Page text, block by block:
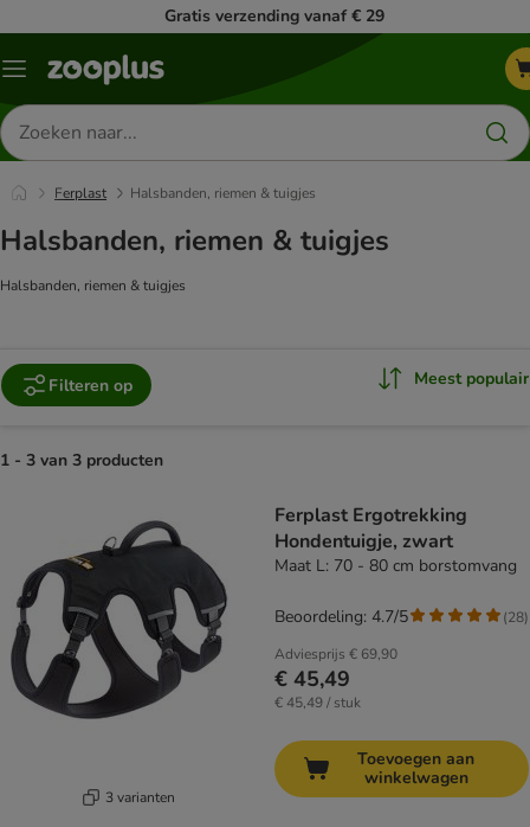
Gratis verzending vanaf € 29
Menu
Zoeken
naar
producten
Ferplast Halsbanden, riemen & tuigjes
Halsbanden, riemen & tuigjes
Halsbanden, riemen & tuigjes
Filteren op Meest populair
1 - 3 van 3 producten
3 varianten
Ferplast Ergotrekking
Hondentuigje, zwart
Maat L: 70 - 80 cm borstomvang
Adviesprijs € 69,90
€ 45,49
€ 45,49 / stuk
Beoordeling: 4.7/5 (28)
Toevoegen aan
winkelwagen